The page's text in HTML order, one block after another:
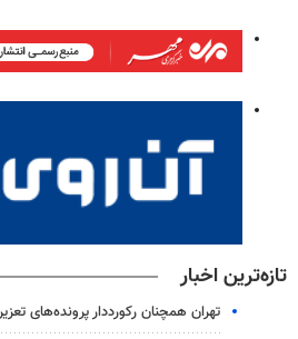
تازه‌ترین اخبار
تهران همچنان رکورددار پرونده‌های